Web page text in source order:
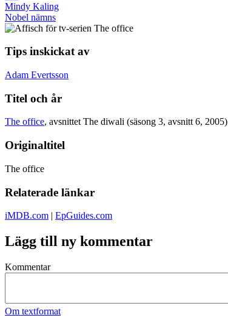
Mindy Kaling
Nobel nämns
Tips inskickat av
Adam Evertsson
Titel och år
The office, avsnittet The diwali (säsong 3, avsnitt 6, 2005)
Originaltitel
The office
Relaterade länkar
iMDB.com | EpGuides.com
Lägg till ny kommentar
Kommentar
Om textformat